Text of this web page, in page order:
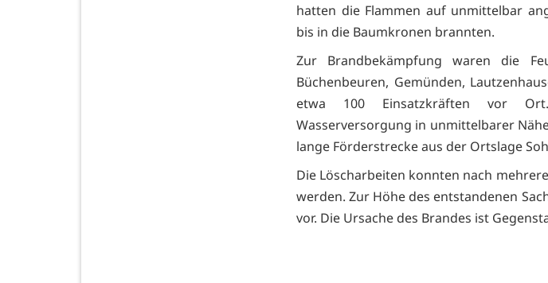
hatten die Flammen auf unmittelbar
bis in die Baumkronen brannten.
Zur Brandbekämpfung waren die
Büchenbeuren, Gemünden,
etwa 100 Einsatzkräften vor
Wasserversorgung in unmittelbarer
lange Förderstrecke aus der Ortslage
Die Löscharbeiten konnten nach
werden. Zur Höhe des entstandenen
vor. Die Ursache des Brandes ist